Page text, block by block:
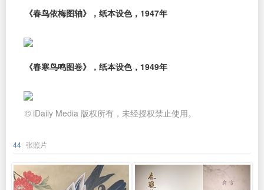
《春鸟依梅图轴》，纸本设色，1947年
《春寒鸟鸣图卷》，纸本设色，1949年
© iDaily Media 版权所有，未经授权禁止使用。
44 张照片